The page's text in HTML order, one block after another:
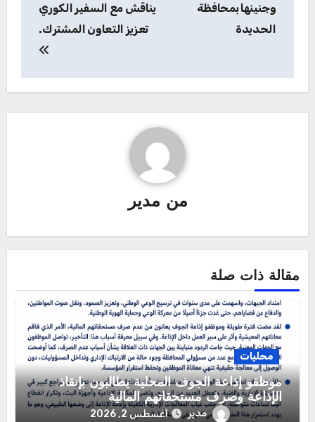
وجنينها بمحافظة
الحديدة
يناقش مع السفير الكوري
تعزيز التعاون المشترك.
من مدير
مقالة ذات صلة
محليات
موظفو إذاعة الجوف المحلية يطالبون بإنقاذ
الإذاعة وصرف مستحقاتهم المالية
مدير أغسطس 2, 2026